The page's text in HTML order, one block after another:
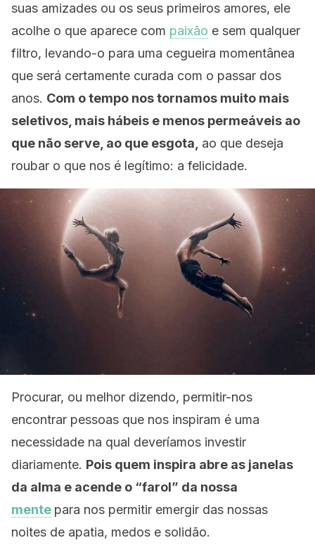
suas amizades ou os seus primeiros amores, ele
acolhe o que aparece com paixão e sem qualquer
filtro, levando-o para uma cegueira momentânea
que será certamente curada com o passar dos
anos. Com o tempo nos tornamos muito mais
seletivos, mais hábeis e menos permeáveis ao
que não serve, ao que esgota, ao que deseja
roubar o que nos é legítimo: a felicidade.
Procurar, ou melhor dizendo, permitir-nos
encontrar pessoas que nos inspiram é uma
necessidade na qual deveríamos investir
diariamente. Pois quem inspira abre as janelas
da alma e acende o “farol” da nossa
mente para nos permitir emergir das nossas
noites de apatia, medos e solidão.